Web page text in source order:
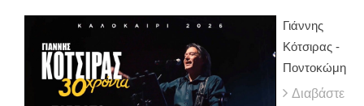
Γιάννης
Κότσιρας -
Ποντοκώμη
Διαβάστε